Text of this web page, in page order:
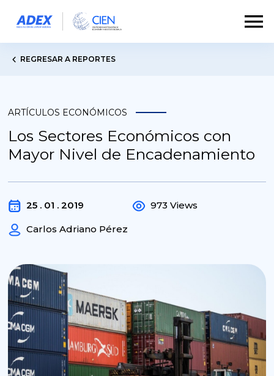
REGRESAR A REPORTES
ARTÍCULOS ECONÓMICOS
Los Sectores Económicos con
Mayor Nivel de Encadenamiento
25 . 01 . 2019
Carlos Adriano Pérez
973 Views